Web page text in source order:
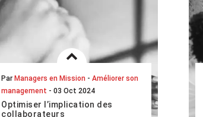
LIRE L'ARTICLE COMPLET
Par Managers en Mission -Améliorer son
management - 03 Oct 2024
Optimiser l’implication des
collaborateurs